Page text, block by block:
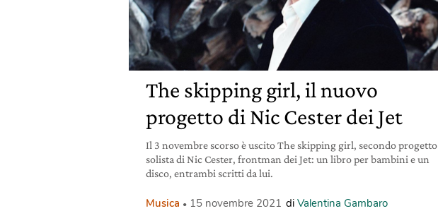
The skipping girl, il nuovo
progetto di Nic Cester dei Jet
Il 3 novembre scorso è uscito The skipping girl, secondo progetto
solista di Nic Cester, frontman dei Jet: un libro per bambini e un
disco, entrambi scritti da lui.
Musica 15 novembre 2021 di Valentina Gambaro